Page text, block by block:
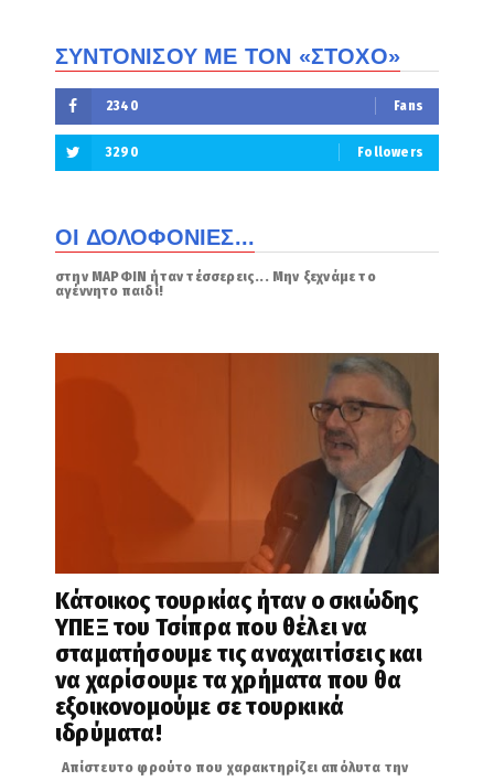
ΣΥΝΤΟΝΙΣΟΥ ΜΕ ΤΟΝ «ΣΤΟΧΟ»
2340 Fans
3290 Followers
ΟΙ ΔΟΛΟΦΟΝΙΕΣ...
στην ΜΑΡΦΙΝ ήταν τέσσερεις... Μην ξεχνάμε το
αγέννητο παιδί!
Κάτοικος τουρκίας ήταν ο σκιώδης
ΥΠΕΞ του Τσίπρα που θέλει να
σταματήσουμε τις αναχαιτίσεις και
να χαρίσουμε τα χρήματα που θα
εξοικονομούμε σε τουρκικά
ιδρύματα!
Απίστευτο φρούτο που χαρακτηρίζει απόλυτα την